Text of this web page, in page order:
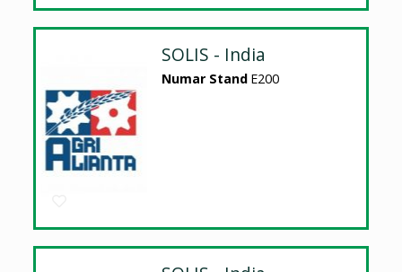
SOLIS - India
Numar Stand E200